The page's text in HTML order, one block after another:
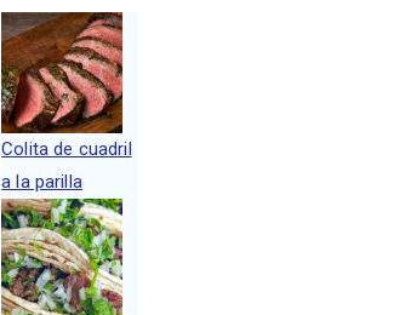
Colita de cuadril
a la parilla